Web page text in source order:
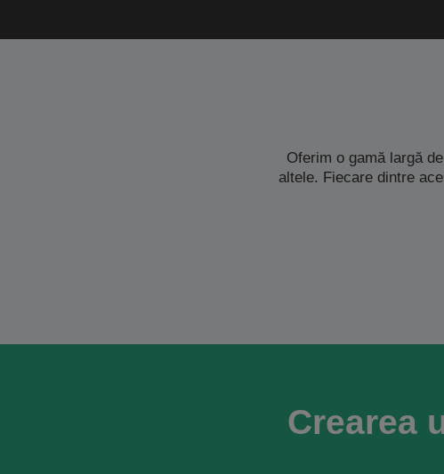
Oferim o gamă largă
altele. Fiecare dintre
Crearea